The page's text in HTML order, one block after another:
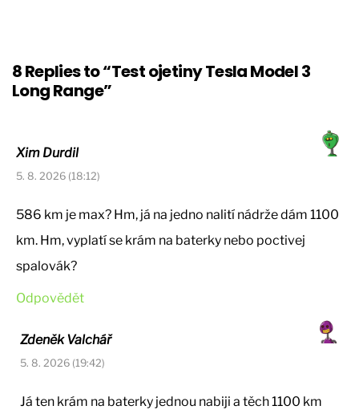
8 Replies to “Test ojetiny Tesla Model 3
Long Range”
Xim Durdil
5. 8. 2026 (18:12)
586 km je max? Hm, já na jedno nalití nádrže dám 1100
km. Hm, vyplatí se krám na baterky nebo poctivej
spalovák?
Odpovědět
Zdeněk Valchář
5. 8. 2026 (19:42)
Já ten krám na baterky jednou nabiji a těch 1100 km